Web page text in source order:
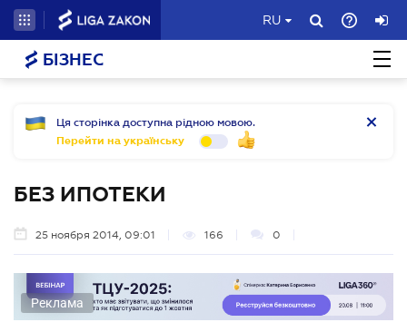
RU
БІЗНЕС
Ця сторінка доступна рідною мовою.
Перейти на українську
БЕЗ ИПОТЕКИ
25 ноября 2014, 09:01 166 0
Реклама